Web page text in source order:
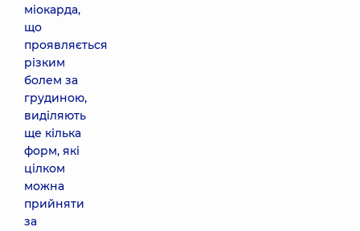
міокарда,
що
проявляється
різким
болем за
грудиною,
виділяють
ще кілька
форм, які
цілком
можна
прийняти
за